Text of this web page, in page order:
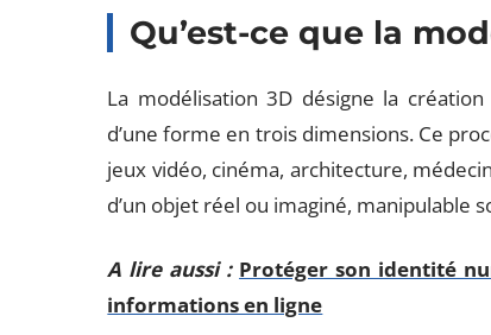
Qu’est-ce que la
La modélisation 3D désigne la
d’une forme en trois dimensions. Ce
jeux vidéo, cinéma, architecture,
d’un objet réel ou imaginé, manipulable
A lire aussi : Protéger son identité
informations en ligne